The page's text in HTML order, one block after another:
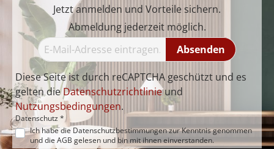
Jetzt anmelden und Vorteile sichern.
Abmeldung jederzeit möglich.
Absenden
Diese Seite ist durch reCAPTCHA geschützt und es
gelten dieDatenschutzrichtlinieund
Nutzungsbedingungen.
Datenschutz *
Ich habe die Datenschutzbestimmungenzur Kenntnis genommen
und die AGB gelesen und bin mit ihnen einverstanden.